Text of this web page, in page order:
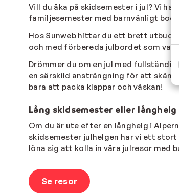
Vill du åka på skidsemester i jul? Vi
familjesemester med barnvänligt
Hos Sunweb hittar du ett brett utbud
och med förbereda julbordet som
Drömmer du om en jul med
en särskild ansträngning för att
bara att packa klappar och väskan!
Lång skidsemester eller långhelg
Om du är ute efter en långhelg i
skidsemester julhelgen har vi ett
löna sig att kolla in våra julresor med
Se resor